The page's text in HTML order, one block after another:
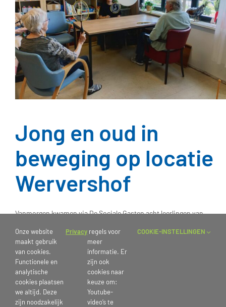
Jong en oud in
beweging op locatie
Wervershof
Vanmorgen kwamen via De Sociale Gasten acht leerlingen van
ondersteunden bewegingsagoog Jop bij een actief spelparcours en
vier leerlingen gingen in tweetallen aan de slag met het bakken van
heerlijke wentelteefjes op De Toren en De Koppel. Er werd met veel
enthousiasme meegedaan. Jop had weer een uitdagend en gezellig
parcours uitgezet, dat zowel bij de bewoners als bij de jongeren goed
in de smaak viel. Ook in de huiskamers werd volop genoten van het
samen bakken én natuurlijk van de ouderwets lekkere wentelteefjes.
Onze website
maakt gebruik
van cookies.
Functionele en
analytische
cookies plaatsen
we altijd. Deze
zijn noodzakelijk
Privacy regels voor
meer
informatie. Er
zijn ook
cookies naar
keuze om:
Youtube-
video’s te
COOKIE-INSTELLINGEN